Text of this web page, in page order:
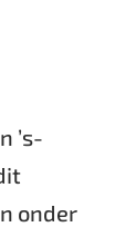
’s-
onder